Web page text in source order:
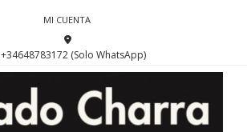
MI CUENTA
+34648783172 (Solo WhatsApp)